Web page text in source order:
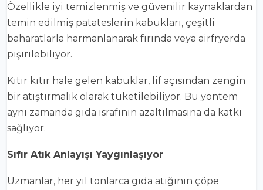
Özellikle iyi temizlenmiş ve güvenilir kaynaklardan
temin edilmiş patateslerin kabukları, çeşitli
baharatlarla harmanlanarak fırında veya airfryerda
pişirilebiliyor.
Kıtır kıtır hale gelen kabuklar, lif açısından zengin
bir atıştırmalık olarak tüketilebiliyor. Bu yöntem
aynı zamanda gıda israfının azaltılmasına da katkı
sağlıyor.
Sıfır Atık Anlayışı Yaygınlaşıyor
Uzmanlar, her yıl tonlarca gıda atığının çöpe